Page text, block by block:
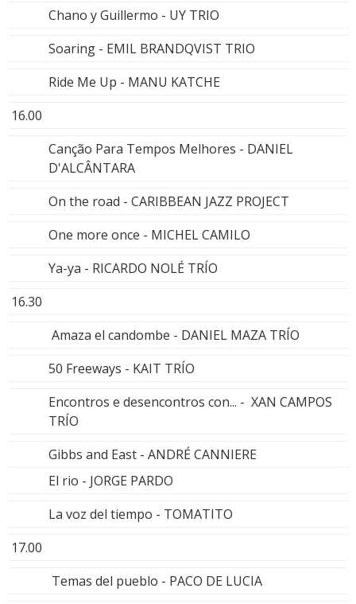
Chano y Guillermo - UY TRIO
Soaring - EMIL BRANDQVIST TRIO
Ride Me Up - MANU KATCHE
16.00
Canção Para Tempos Melhores - DANIEL
D'ALCÂNTARA
On the road - CARIBBEAN JAZZ PROJECT
One more once - MICHEL CAMILO
Ya-ya - RICARDO NOLÉ TRÍO
16.30
Amaza el candombe - DANIEL MAZA TRÍO
50 Freeways - KAIT TRÍO
Encontros e desencontros con... - XAN CAMPOS
TRÍO
Gibbs and East - ANDRÉ CANNIERE
El rio - JORGE PARDO
La voz del tiempo - TOMATITO
17.00
Temas del pueblo - PACO DE LUCIA